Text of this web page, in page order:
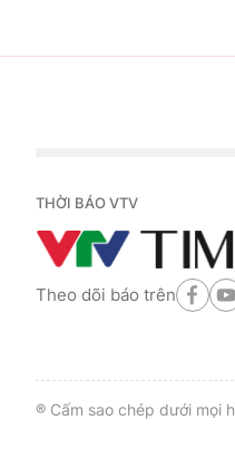
THỜI BÁO VTV
Theo dõi báo trên
® Cấm sao chép dưới mọi